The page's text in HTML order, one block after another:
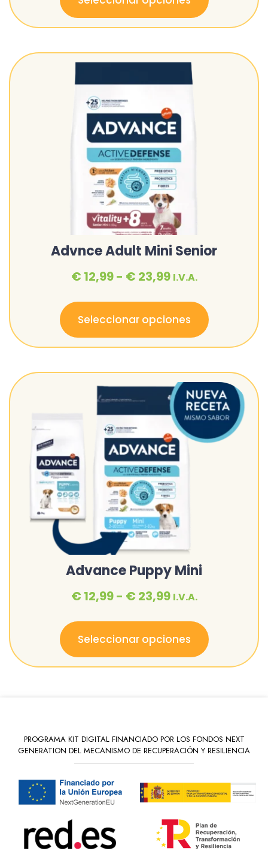
Advnce Adult Mini Senior
€ 12,99- € 23,99 I.V.A.
Seleccionar opciones
Advance Puppy Mini
€ 12,99- € 23,99 I.V.A.
Seleccionar opciones
PROGRAMA KIT DIGITAL FINANCIADO POR LOS FONDOS NEXT
GENERATION DEL MECANISMO DE RECUPERACIÓN Y RESILIENCIA